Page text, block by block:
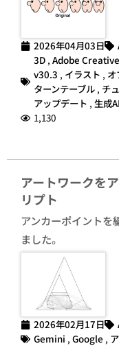
2026年04月03日
3D , Adobe
v30.3 , イラスト ,
ターンテーブル , チ
アップデート , 生成AI
1,130
アートワークを
リプト
アンカーポイントを
ました。
2026年02月17日
Gemini , Google ,